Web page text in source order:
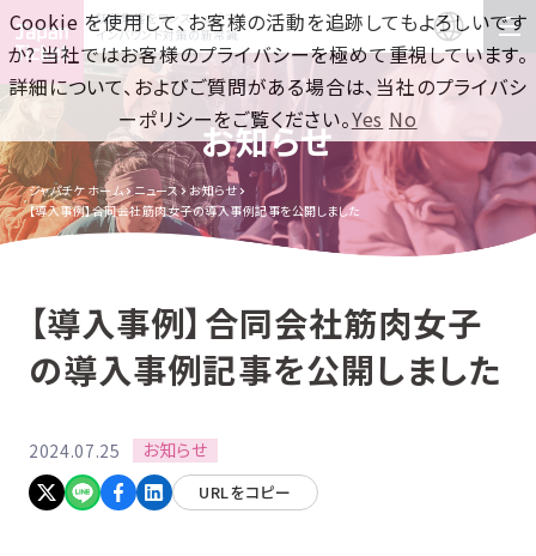
訪日集客をワンストップで！
インバウンド対策の新常識
お知らせ
ジャパチケ ホーム ニュース
お知らせ
【導入事例】合同会社筋肉女子の導入事例記事を公開しました
【導入事例】合同会社筋肉女子
の導入事例記事を公開しました
2024.07.25 お知らせ
URLをコピー
Cookie を使用して、お客様の活動を追跡してもよろしいです
か? 当社ではお客様のプライバシーを極めて重視しています。
詳細について、およびご質問がある場合は、当社のプライバシ
ーポリシーをご覧ください。Yes No